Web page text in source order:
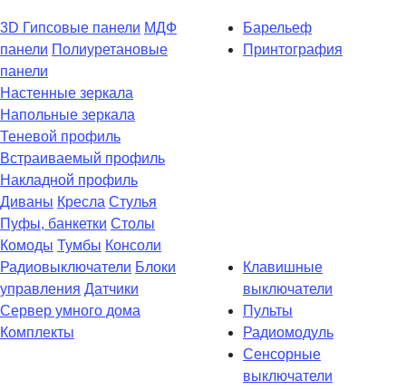
3D Гипсовые панели МДФ
панели Полиуретановые
панели
Барельеф
Принтография
Настенные зеркала
Напольные зеркала
Теневой профиль
Встраиваемый профиль
Накладной профиль
Диваны Кресла Стулья
Пуфы, банкетки Столы
Комоды Тумбы Консоли
Радиовыключатели Блоки
управления Датчики
Сервер умного дома
Комплекты
Клавишные
выключатели
Пульты
Радиомодуль
Сенсорные
выключатели